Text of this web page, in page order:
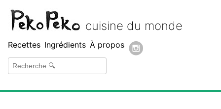
Peko Peko
cuisine du monde
Recettes Ingrédients À propos